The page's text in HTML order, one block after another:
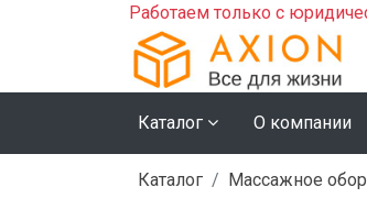
Работаем только с
Каталог О компании
Каталог Массажное